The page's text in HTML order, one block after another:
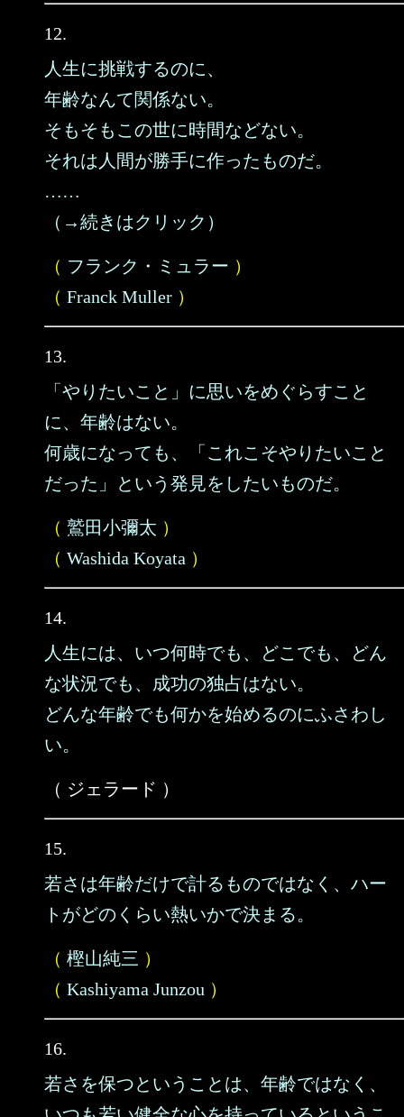
12.
人生に挑戦するのに、
年齢なんて関係ない。
そもそもこの世に時間などない。
それは人間が勝手に作ったものだ。
……
（→続きはクリック）
（ フランク・ミュラー ）
（ Franck Muller ）
13.
「やりたいこと」に思いをめぐらすこと
に、年齢はない。
何歳になっても、「これこそやりたいこと
だった」という発見をしたいものだ。
（ 鷲田小彌太 ）
（ Washida Koyata ）
14.
人生には、いつ何時でも、どこでも、どん
な状況でも、成功の独占はない。
どんな年齢でも何かを始めるのにふさわし
い。
（ ジェラード ）
15.
若さは年齢だけで計るものではなく、ハー
トがどのくらい熱いかで決まる。
（ 樫山純三 ）
（ Kashiyama Junzou ）
16.
若さを保つということは、年齢ではなく、